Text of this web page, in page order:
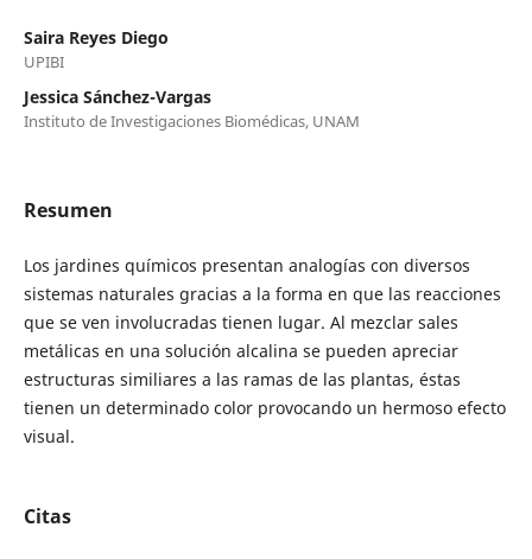
Saira Reyes Diego
UPIBI
Jessica Sánchez-Vargas
Instituto de Investigaciones Biomédicas, UNAM
Resumen
Los jardines químicos presentan analogías con diversos
sistemas naturales gracias a la forma en que las reacciones
que se ven involucradas tienen lugar. Al mezclar sales
metálicas en una solución alcalina se pueden apreciar
estructuras similiares a las ramas de las plantas, éstas
tienen un determinado color provocando un hermoso efecto
visual.
Citas